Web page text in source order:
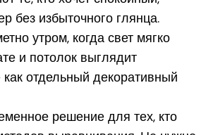
без избыточного глянца.
утром, когда свет мягко
и потолок выглядит
как отдельный декоративный
решение для тех, кто